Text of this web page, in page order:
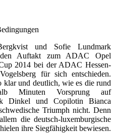
und Sofie Lundmark
Auftakt zum ADAC Opel
2014 bei der ADAC Hessen-
für sich entschieden.
klar und deutlich, wie es die rund
Minuten Vorsprung auf
Dinkel und Copilotin Bianca
Triumph nicht. Denn
die deutsch-luxemburgische
ihre Siegfähigkeit bewiesen.